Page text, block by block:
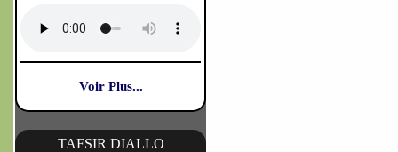
Voir Plus...
TAFSIR DIALLO